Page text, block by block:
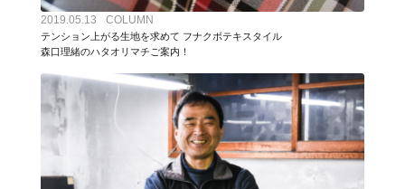
2019.05.13 COLUMN
テンション上がる生地を求めて フナクボテキスタイル
森口理緒のハタオリマチご案内！